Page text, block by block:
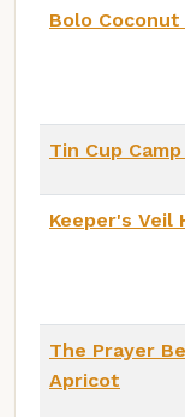
Bolo
Tin Cup
Keeper's Veil
The Prayer
Apricot